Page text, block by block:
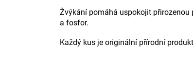
Žvýkání pomáhá uspokojit přirozenou
a fosfor.
Každý kus je originální přírodní